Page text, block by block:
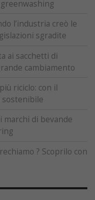
l’industria creò le
sgradite
ai sacchetti di
cambiamento
riciclo: con il
sostenibile
marchi di bevande
? Scoprilo con